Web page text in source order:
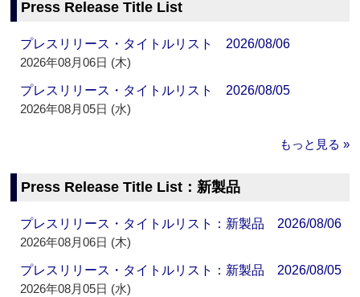
Press Release Title List
プレスリリース・タイトルリスト 2026/08/06
2026年08月06日 (木)
プレスリリース・タイトルリスト 2026/08/05
2026年08月05日 (水)
もっと見る »
Press Release Title List：新製品
プレスリリース・タイトルリスト：新製品 2026/08/06
2026年08月06日 (木)
プレスリリース・タイトルリスト：新製品 2026/08/05
2026年08月05日 (水)